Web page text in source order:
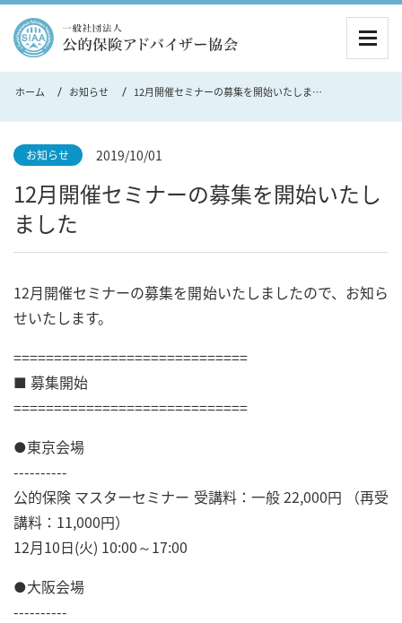
ホーム お知らせ 12月開催セミナーの募集を開始いたしました
12月開催セミナーの募集を開始いたし
ました
お知らせ 2019/10/01
12月開催セミナーの募集を開始いたしましたので、お知ら
せいたします。
=============================
■ 募集開始
=============================
●東京会場
----------
公的保険 マスターセミナー 受講料：一般 22,000円 （再受
講料：11,000円）
12月10日(火) 10:00～17:00
●大阪会場
----------